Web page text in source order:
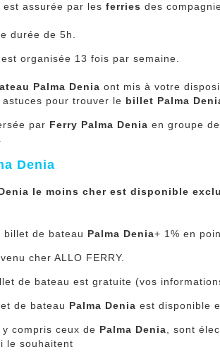
est assurée par lesferries des
durée de 5h.
est organisée 13 fois par semaine.
Palma Deniaont mis à votre
pour trouver le billet Palma
par Ferry Palma Deniaen groupe
Denia
le moins cher est disponible
billet de bateau Palma Denia+ 1% en
cher ALLO FERRY.
de bateau est gratuite (vos
de bateau Palma Denia est disponible
compris ceux de Palma Denia, sont
clients qui le